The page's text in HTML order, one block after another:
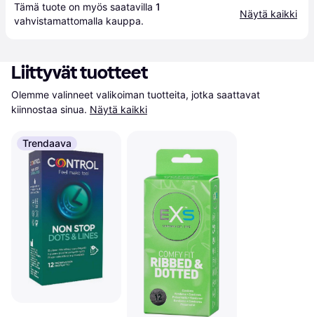
Tämä tuote on myös saatavilla 1
vahvistamattomalla kauppa.
Näytä kaikki
Liittyvät tuotteet
Olemme valinneet valikoiman tuotteita, jotka saattavat
kiinnostaa sinua. Näytä kaikki
Trendaava